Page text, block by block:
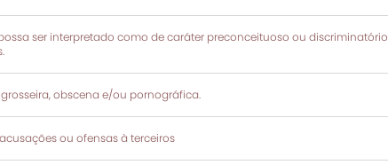
ser interpretado como de caráter preconceituoso ou discriminatório
obscena e/ou pornográfica.
ou ofensas à terceiros